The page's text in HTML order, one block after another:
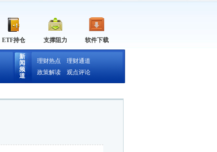
软件下载
支撑阻力
ETF持仓
新
闻
频
道
理财热点
理财通道
政策解读
观点评论